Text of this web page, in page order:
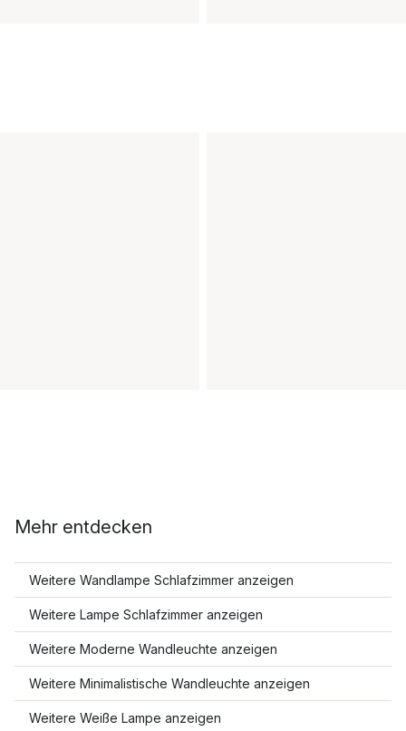
Mehr entdecken
Weitere Wandlampe Schlafzimmer anzeigen
Weitere Lampe Schlafzimmer anzeigen
Weitere Moderne Wandleuchte anzeigen
Weitere Minimalistische Wandleuchte anzeigen
Weitere Weiße Lampe anzeigen